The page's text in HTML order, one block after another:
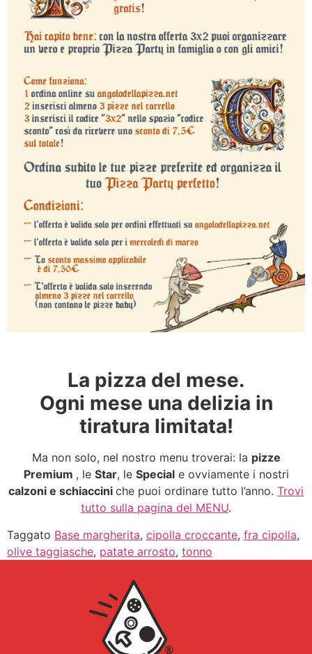
La pizza del mese.
Ogni mese una delizia in
tiratura limitata!
Ma non solo, nel nostro menu troverai: la pizze
Premium , le Star, le Speciale ovviamente i nostri
calzoni e schiaccini che puoi ordinare tutto l’anno. Trovi
tutto sulla pagina del MENU.
Taggato Base margherita, cipolla croccante, fra cipolla,
olive taggiasche, patate arrosto, tonno